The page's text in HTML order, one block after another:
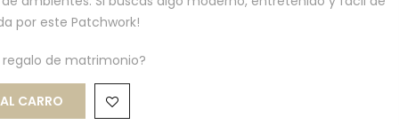
por este Patchwork!
regalo de matrimonio?
CARRO